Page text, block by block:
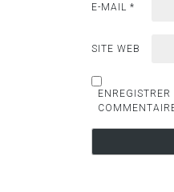
E-MAIL *
SITE WEB